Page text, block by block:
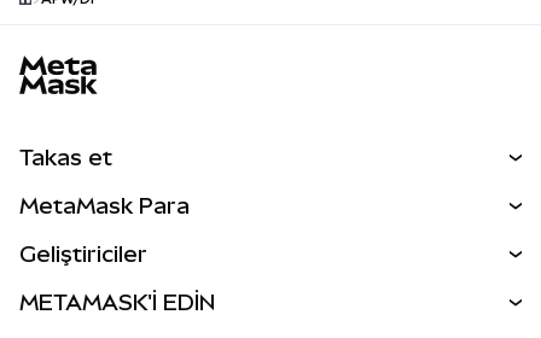
Takas et
Perps
RWA'lar
MetaMask Para
Geliştiriciler
METAMASK'İ EDİN